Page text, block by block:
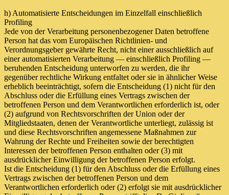
h) Automatisierte Entscheidungen im Einzelfall einschließlich
Profiling
Jede von der Verarbeitung personenbezogener Daten betroffene
Person hat das vom Europäischen Richtlinien- und
Verordnungsgeber gewährte Recht, nicht einer ausschließlich auf
einer automatisierten Verarbeitung — einschließlich Profiling —
beruhenden Entscheidung unterworfen zu werden, die ihr
gegenüber rechtliche Wirkung entfaltet oder sie in ähnlicher Weise
erheblich beeinträchtigt, sofern die Entscheidung (1) nicht für den
Abschluss oder die Erfüllung eines Vertrags zwischen der
betroffenen Person und dem Verantwortlichen erforderlich ist, oder
(2) aufgrund von Rechtsvorschriften der Union oder der
Mitgliedstaaten, denen der Verantwortliche unterliegt, zulässig ist
und diese Rechtsvorschriften angemessene Maßnahmen zur
Wahrung der Rechte und Freiheiten sowie der berechtigten
Interessen der betroffenen Person enthalten oder (3) mit
ausdrücklicher Einwilligung der betroffenen Person erfolgt.
Ist die Entscheidung (1) für den Abschluss oder die Erfüllung eines
Vertrags zwischen der betroffenen Person und dem
Verantwortlichen erforderlich oder (2) erfolgt sie mit ausdrücklicher